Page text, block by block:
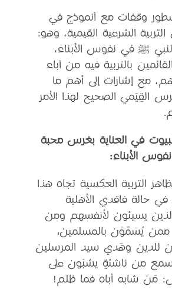
وقفات مع أنموذج في
الشرعية القيمية، وهو:
ﷺ في نفوس الأبناء،
بالتربية فيه من آباء
مع إشارات إلى أهم ما
القِيَمي الصحيح لهذا الأمر
في العناية بغرس محبة
الأبناء:
التربية العكسية تجاه هذا
في حالة فاقدي الأهلية
يسيئون لأنفسهم ومن
ممن يُسَمَّوْن بالمسلمين،
للدين وهَدي سيد المرسلين
من ناشئةٍ يشبّون على
مَنَ شابه أباه فما ظلم!